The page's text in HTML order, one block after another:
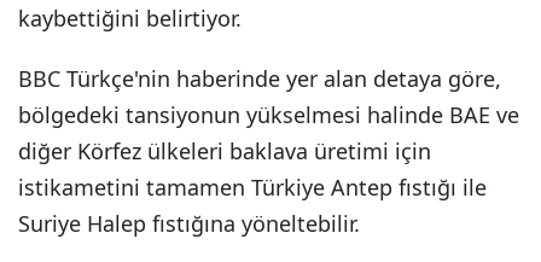
kaybettiğini belirtiyor.
BBC Türkçe'nin haberinde yer alan detaya göre,
bölgedeki tansiyonun yükselmesi halinde BAE ve
diğer Körfez ülkeleri baklava üretimi için
istikametini tamamen Türkiye Antep fıstığı ile
Suriye Halep fıstığına yöneltebilir.